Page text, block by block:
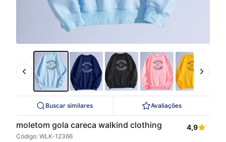
Buscar similares Avaliações
moletom gola careca walkind clothing
Código: WLK-12366
4,9